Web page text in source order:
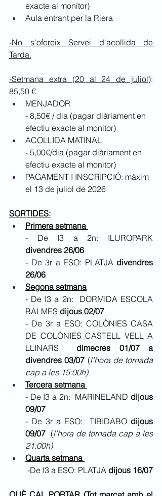
exacte al monitor)
Aula entrant per la Riera
-No s'ofereix Servei d'acollida de
Tarda.
-Setmana extra (20 al 24 de juliol):
85,50 €
MENJADOR
- 8,50€ / dia (pagar diàriament en
efectiu exacte al monitor)
ACOLLIDA MATINAL
- 5,00€/dia (pagar diàriament en
efectiu exacte al monitor)
PAGAMENT I INSCRIPCIÓ: màxim
el 13 de juliol de 2026
SORTIDES:
Primera setmana
divendres 26/06
- De 3r a ESO: PLATJA divendres
26/06
Segona setmana
- De I3 a 2n:  DORMIDA ESCOLA
BALMES dijous 02/07
- De 3r a ESO: COLÒNIES CASA
DE COLÒNIES CASTELL VELL A
LLINARS dimecres 01/07 a
divendres 03/07 (l’hora de tornada
cap a les 15:00h)
Tercera setmana
- De I3 a 2n:  MARINELAND dijous
09/07
- De 3r a ESO:  TIBIDABO dijous
09/07 (l’hora de tornada cap a les
21:00h)
Quarta setmana
-De I3 a ESO: PLATJA dijous 16/07